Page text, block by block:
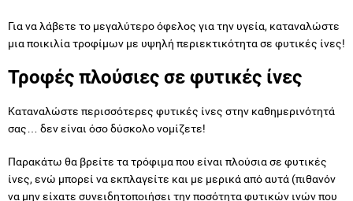
Για να λάβετε το μεγαλύτερο όφελος για την υγεία, καταναλώστε
μια ποικιλία τροφίμων με υψηλή περιεκτικότητα σε φυτικές ίνες!
Τροφές πλούσιες σε φυτικές ίνες
Καταναλώστε περισσότερες φυτικές ίνες στην καθημερινότητά
σας… δεν είναι όσο δύσκολο νομίζετε!
Παρακάτω θα βρείτε τα τρόφιμα που είναι πλούσια σε φυτικές
ίνες, ενώ μπορεί να εκπλαγείτε και με μερικά από αυτά (πιθανόν
να μην είχατε συνειδητοποιήσει την ποσότητα φυτικών ινών που